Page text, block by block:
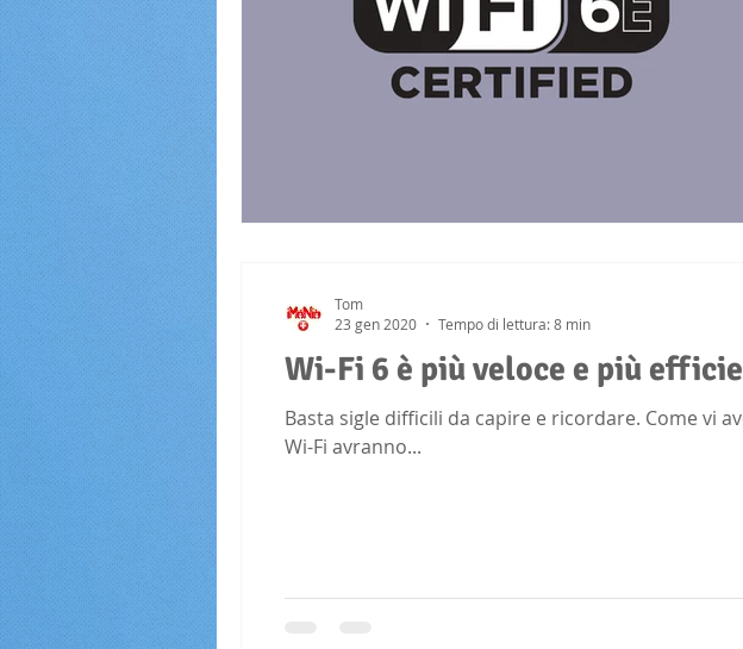
Wi-Fi 6 è più veloce e più
Basta sigle difficili da capire e ricordare. Come vi
Wi-Fi avranno...
Tom
23 gen 2020
Tempo di lettura: 8 min